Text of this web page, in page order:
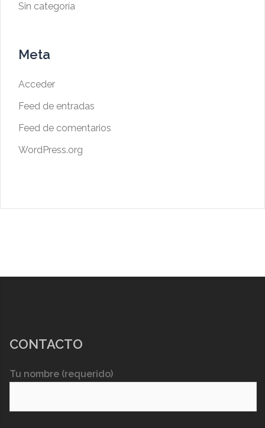
Sin categoría
Meta
Acceder
Feed de entradas
Feed de comentarios
WordPress.org
CONTACTO
Tu nombre (requerido)